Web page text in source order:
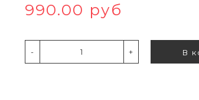
990.00 руб
- + В